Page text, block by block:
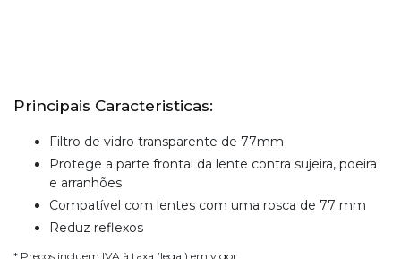
Principais Caracteristicas:
Filtro de vidro transparente de 77mm
Protege a parte frontal da lente contra sujeira, poeira
e arranhões
Compatível com lentes com uma rosca de 77 mm
Reduz reflexos
* Preços incluem IVA à taxa (legal) em vigor